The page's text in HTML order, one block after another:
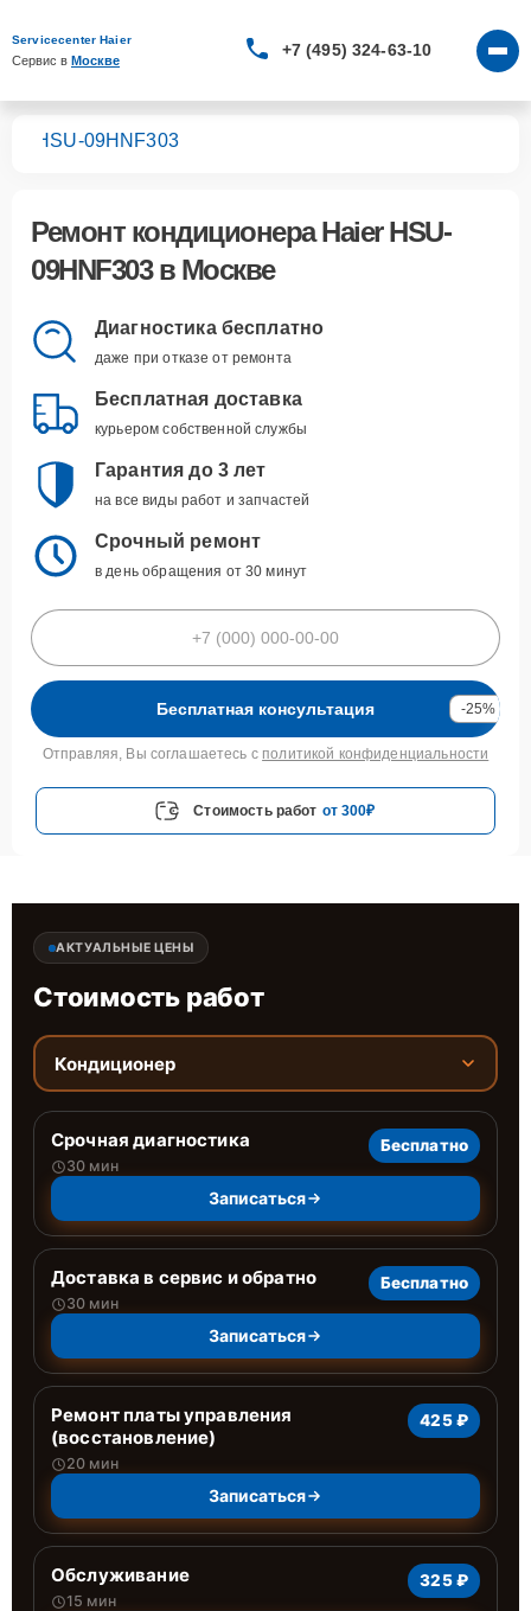
Servicecenter Haier
Сервис в Москве
+7 (495) 324-63-10
HSU-09HNF303
Ремонт кондиционера Haier HSU-
09HNF303в Москве
Диагностика бесплатно
даже при отказе от ремонта
Бесплатная доставка
курьером собственной службы
Гарантия до 3 лет
на все виды работ и запчастей
Срочный ремонт
в день обращения от 30 минут
Бесплатная консультация -25%
Отправляя, Вы соглашаетесь с политикой конфиденциальности
Стоимость работ от 300₽
АКТУАЛЬНЫЕ ЦЕНЫ
Стоимость работ
Кондиционер
Срочная диагностика
30 мин
Бесплатно
Записаться
Доставка в сервис и обратно
30 мин
Бесплатно
Записаться
Ремонт платы управления
(восстановление)
20 мин
425 ₽
Записаться
Обслуживание
15 мин
325 ₽